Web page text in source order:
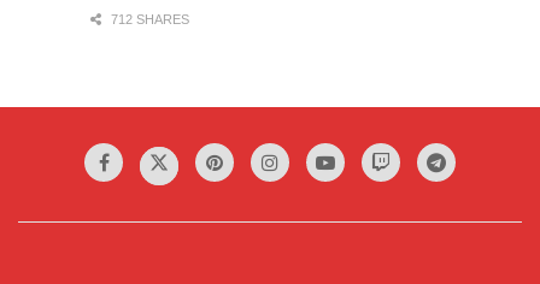
712 SHARES